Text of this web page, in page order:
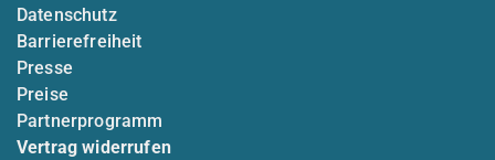
Datenschutz
Barrierefreiheit
Presse
Preise
Partnerprogramm
Vertrag widerrufen